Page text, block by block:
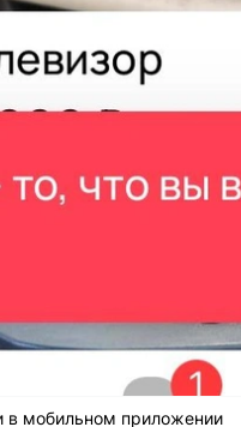
в мобильном приложении